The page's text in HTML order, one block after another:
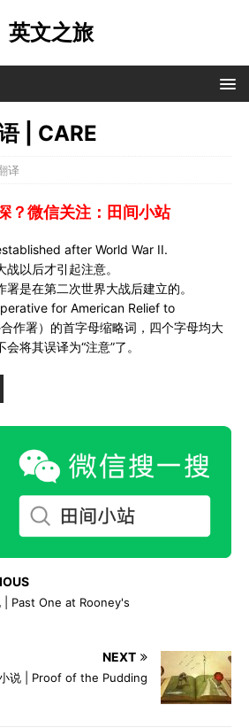
英文之旅
| CARE
译
？微信关注：田间小站
after World War II.
以后才引起注意。
是在第二次世界大战后建立的。
for American Relief to
作署）的首字母缩略词，四个字母均大
将其误译为“注意”了。
| Past One at Rooney's
NEXT
说 | Proof of the Pudding